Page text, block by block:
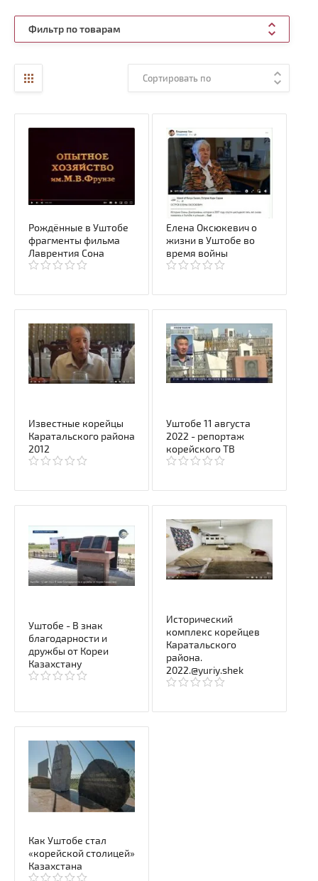
Фильтр по товарам
Сортировать по
Рождённые в Уштобе
фрагменты фильма
Лаврентия Сона
Елена Оксюкевич о
жизни в Уштобе во
время войны
Известные корейцы
Каратальского района
2012
Уштобе 11 августа
2022 - репортаж
корейского ТВ
Уштобе - В знак
благодарности и
дружбы от Кореи
Казахстану
Исторический
комплекс корейцев
Каратальского
района.
2022.@yuriy.shek
Как Уштобе стал
«корейской столицей»
Казахстана